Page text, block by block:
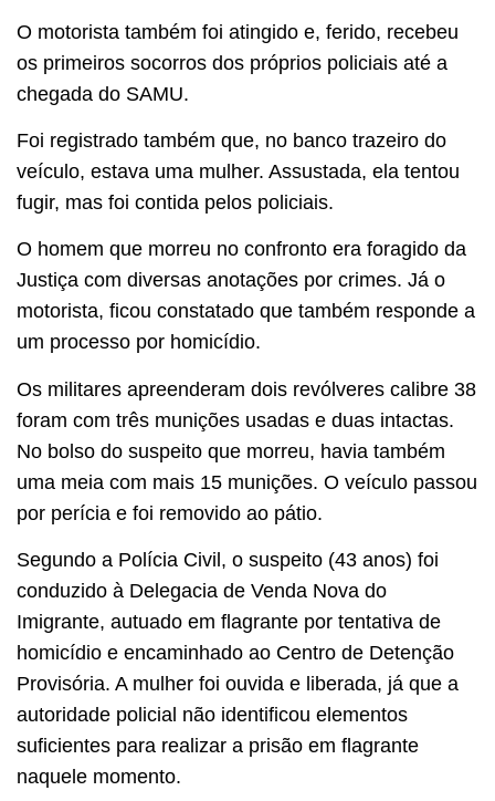
O motorista também foi atingido e, ferido, recebeu
os primeiros socorros dos próprios policiais até a
chegada do SAMU.
Foi registrado também que, no banco trazeiro do
veículo, estava uma mulher. Assustada, ela tentou
fugir, mas foi contida pelos policiais.
O homem que morreu no confronto era foragido da
Justiça com diversas anotações por crimes. Já o
motorista, ficou constatado que também responde a
um processo por homicídio.
Os militares apreenderam dois revólveres calibre 38
foram com três munições usadas e duas intactas.
No bolso do suspeito que morreu, havia também
uma meia com mais 15 munições. O veículo passou
por perícia e foi removido ao pátio.
Segundo a Polícia Civil, o suspeito (43 anos) foi
conduzido à Delegacia de Venda Nova do
Imigrante, autuado em flagrante por tentativa de
homicídio e encaminhado ao Centro de Detenção
Provisória. A mulher foi ouvida e liberada, já que a
autoridade policial não identificou elementos
suficientes para realizar a prisão em flagrante
naquele momento.